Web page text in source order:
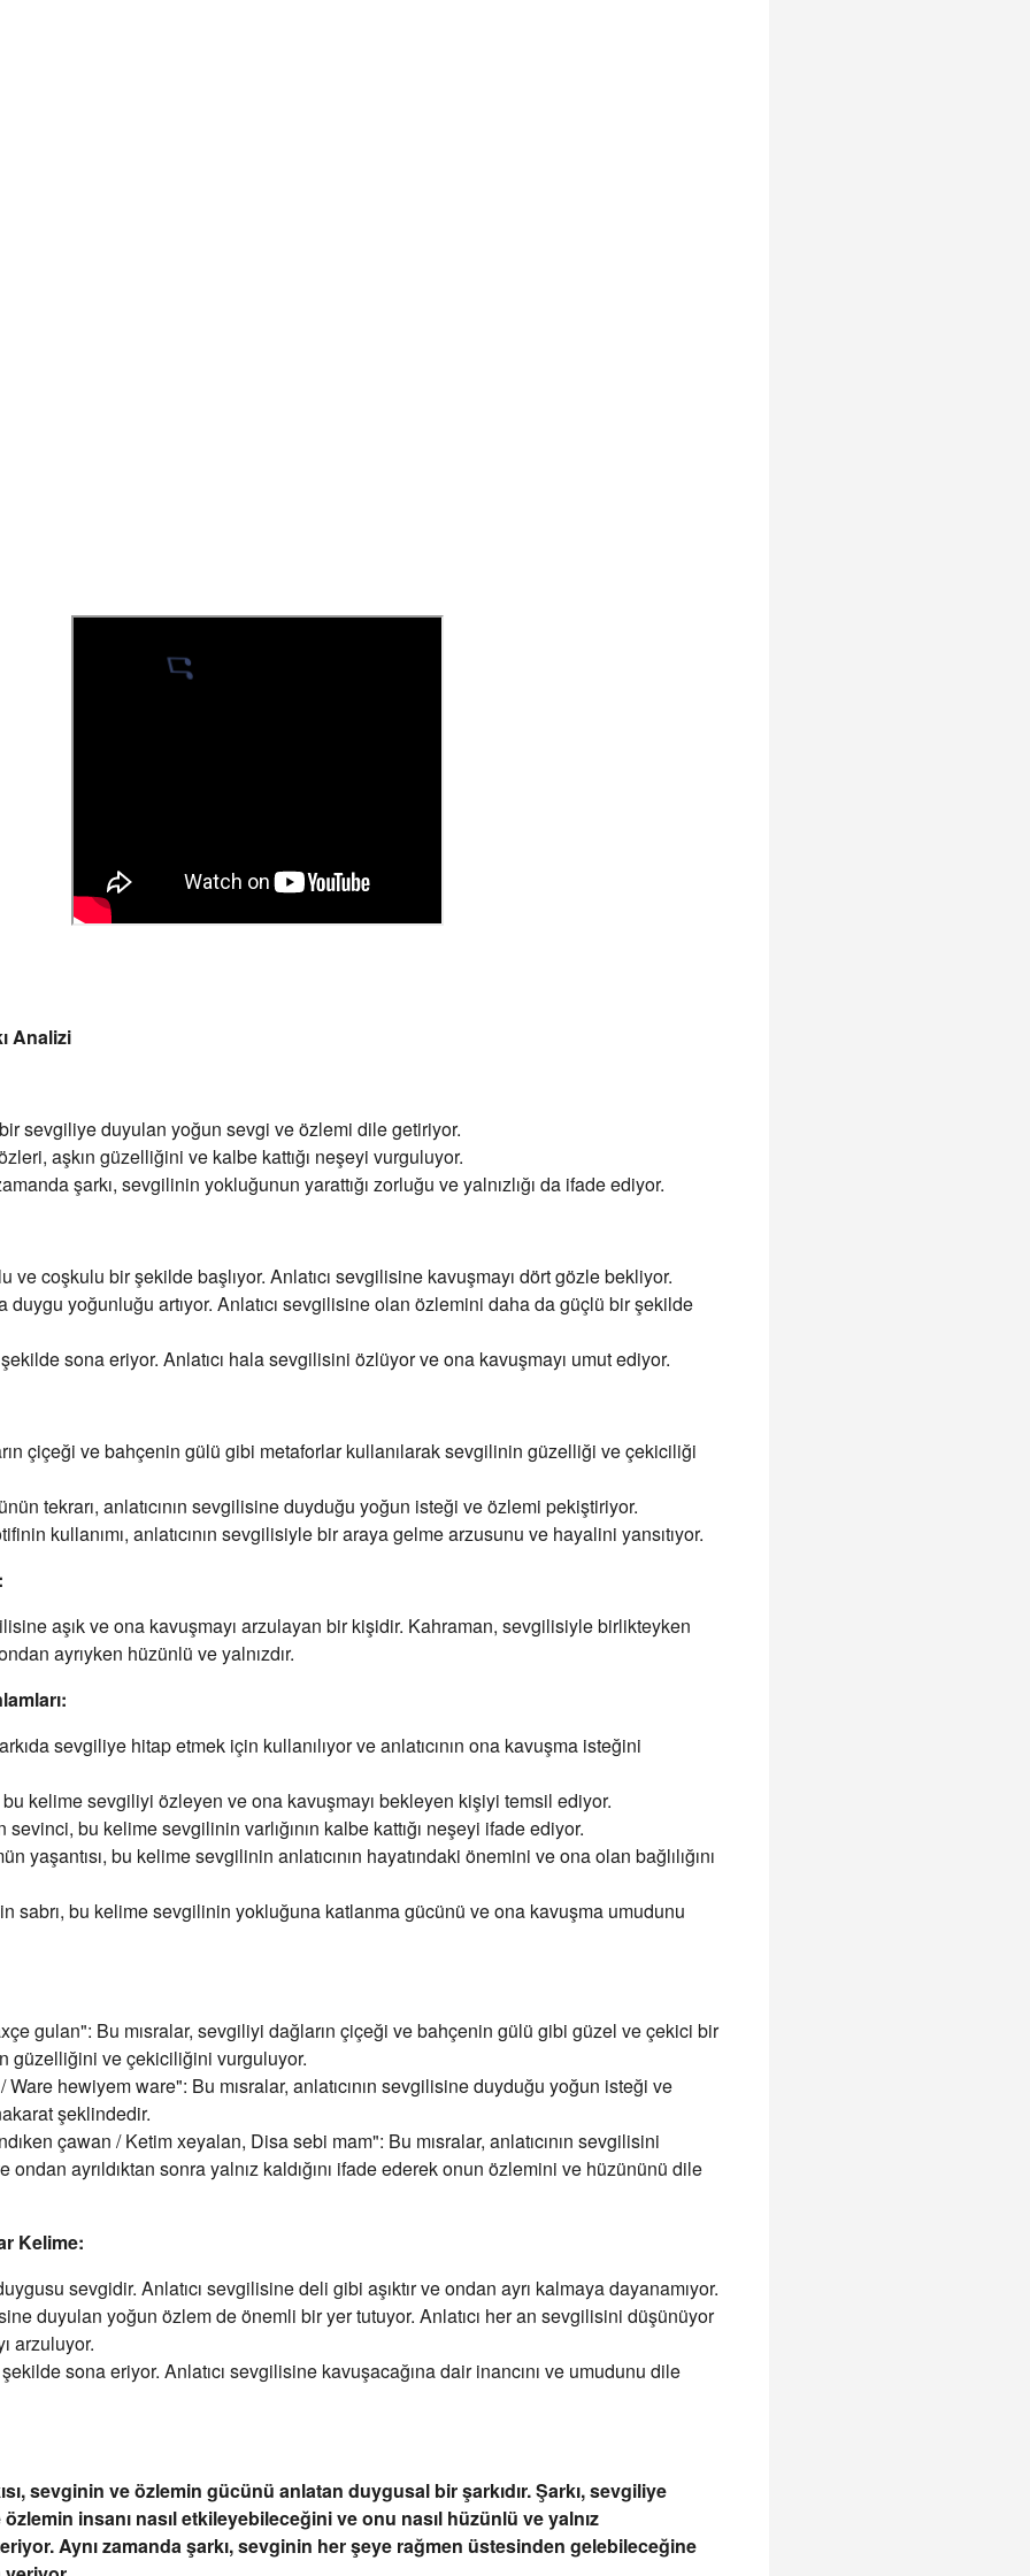
Analizi
sevgiliye duyulan yoğun sevgi ve özlemi dile getiriyor.
aşkın güzelliğini ve kalbe kattığı neşeyi vurguluyor.
şarkı, sevgilinin yokluğunun yarattığı zorluğu ve yalnızlığı da ifade ediyor.
ve coşkulu bir şekilde başlıyor. Anlatıcı sevgilisine kavuşmayı dört gözle bekliyor.
duygu yoğunluğu artıyor. Anlatıcı sevgilisine olan özlemini daha da güçlü bir şekilde
sona eriyor. Anlatıcı hala sevgilisini özlüyor ve ona kavuşmayı umut ediyor.
çiçeği ve bahçenin gülü gibi metaforlar kullanılarak sevgilinin güzelliği ve çekiciliği
tekrarı, anlatıcının sevgilisine duyduğu yoğun isteği ve özlemi pekiştiriyor.
kullanımı, anlatıcının sevgilisiyle bir araya gelme arzusunu ve hayalini yansıtıyor.
aşık ve ona kavuşmayı arzulayan bir kişidir. Kahraman, sevgilisiyle birlikteyken
ayrıyken hüzünlü ve yalnızdır.
sevgiliye hitap etmek için kullanılıyor ve anlatıcının ona kavuşma isteğini
kelime sevgiliyi özleyen ve ona kavuşmayı bekleyen kişiyi temsil ediyor.
sevinci, bu kelime sevgilinin varlığının kalbe kattığı neşeyi ifade ediyor.
yaşantısı, bu kelime sevgilinin anlatıcının hayatındaki önemini ve ona olan bağlılığını
sabrı, bu kelime sevgilinin yokluğuna katlanma gücünü ve ona kavuşma umudunu
gulan": Bu mısralar, sevgiliyi dağların çiçeği ve bahçenin gülü gibi güzel ve çekici bir
güzelliğini ve çekiciliğini vurguluyor.
hewiyem ware": Bu mısralar, anlatıcının sevgilisine duyduğu yoğun isteği ve
şeklindedir.
çawan / Ketim xeyalan, Disa sebi mam": Bu mısralar, anlatıcının sevgilisini
ondan ayrıldıktan sonra yalnız kaldığını ifade ederek onun özlemini ve hüzününü dile
Kelime:
sevgidir. Anlatıcı sevgilisine deli gibi aşıktır ve ondan ayrı kalmaya dayanamıyor.
duyulan yoğun özlem de önemli bir yer tutuyor. Anlatıcı her an sevgilisini düşünüyor
arzuluyor.
sona eriyor. Anlatıcı sevgilisine kavuşacağına dair inancını ve umudunu dile
sevginin ve özlemin gücünü anlatan duygusal bir şarkıdır. Şarkı, sevgiliye
insanı nasıl etkileyebileceğini ve onu nasıl hüzünlü ve yalnız
Aynı zamanda şarkı, sevginin her şeye rağmen üstesinden gelebileceğine
♫